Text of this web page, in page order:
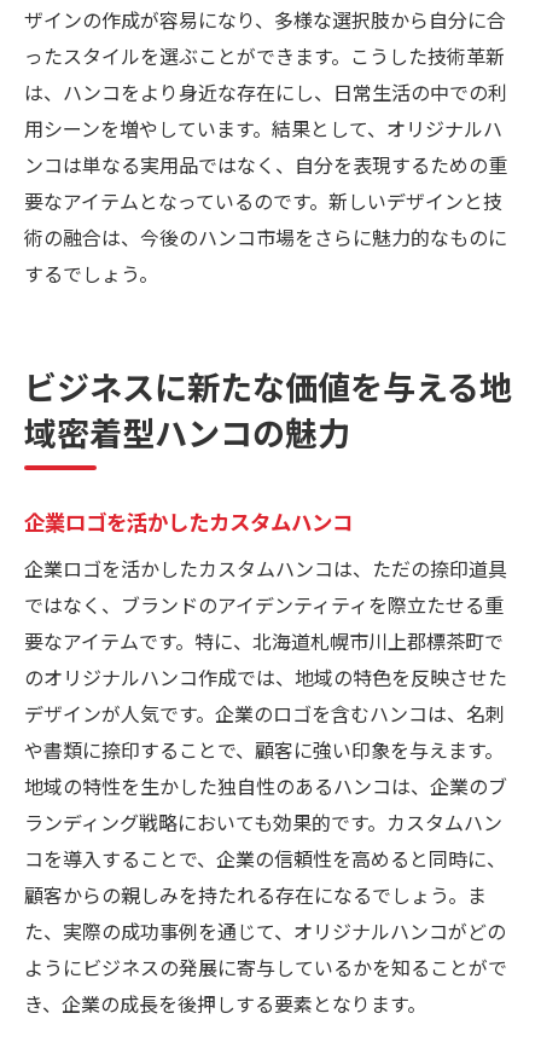
ザインの作成が容易になり、多様な選択肢から自分に合
ったスタイルを選ぶことができます。こうした技術革新
は、ハンコをより身近な存在にし、日常生活の中での利
用シーンを増やしています。結果として、オリジナルハ
ンコは単なる実用品ではなく、自分を表現するための重
要なアイテムとなっているのです。新しいデザインと技
術の融合は、今後のハンコ市場をさらに魅力的なものに
するでしょう。
ビジネスに新たな価値を与える地
域密着型ハンコの魅力
企業ロゴを活かしたカスタムハンコ
企業ロゴを活かしたカスタムハンコは、ただの捺印道具
ではなく、ブランドのアイデンティティを際立たせる重
要なアイテムです。特に、北海道札幌市川上郡標茶町で
のオリジナルハンコ作成では、地域の特色を反映させた
デザインが人気です。企業のロゴを含むハンコは、名刺
や書類に捺印することで、顧客に強い印象を与えます。
地域の特性を生かした独自性のあるハンコは、企業のブ
ランディング戦略においても効果的です。カスタムハン
コを導入することで、企業の信頼性を高めると同時に、
顧客からの親しみを持たれる存在になるでしょう。ま
た、実際の成功事例を通じて、オリジナルハンコがどの
ようにビジネスの発展に寄与しているかを知ることがで
き、企業の成長を後押しする要素となります。